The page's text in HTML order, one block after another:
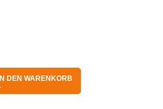
IN DEN WARENKORB